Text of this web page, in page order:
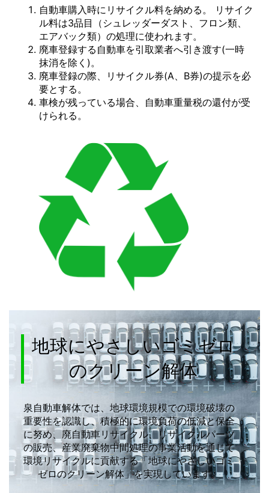
自動車購入時にリサイクル料を納める。 リサイク
ル料は3品目（シュレッダーダスト、フロン類、
エアバック類）の処理に使われます。
廃車登録する自動車を引取業者へ引き渡す(一時
抹消を除く)。
廃車登録の際、リサイクル券(A、B券)の提示を必
要とする。
車検が残っている場合、自動車重量税の還付が受
けられる。
地球にやさしいゴミゼロ
のクリーン解体
泉自動車解体では、地球環境規模での環境破壊の
重要性を認識し、積極的に環境負荷の低減と保全
に努め、廃自動車リサイクル、リサイクルパーツ
の販売、産業廃棄物中間処理の事業活動を通じて
環境リサイクルに貢献する「地球にやさしいゴミ
ゼロのクリーン解体」を実現しています。